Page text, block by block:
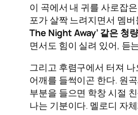
이 곡에서 내 귀를 사로잡
포가 살짝 느려지면서 멤
The Night Away’ 같은 청
면서도 힘이 실려 있어, 듣
그리고 후렴구에서 터져
어깨를 들썩이곤 한다. 원
부분을 들으면 학창 시절
나는 기분이다. 멜로디 자